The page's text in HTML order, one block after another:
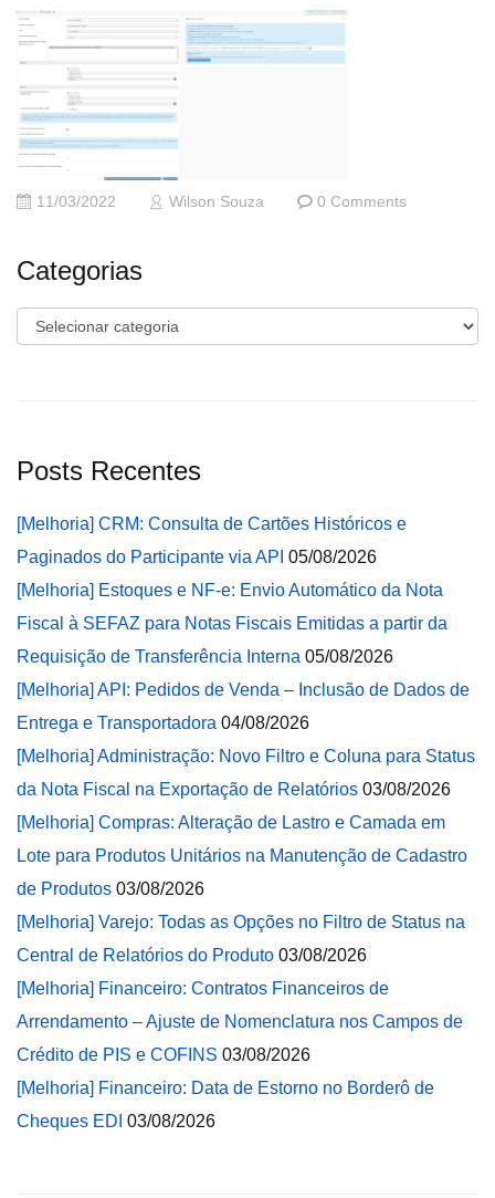
11/03/2022 Wilson Souza 0 Comments
Categorias
Categorias
Posts Recentes
[Melhoria] CRM: Consulta de Cartões Históricos e
Paginados do Participante via API 05/08/2026
[Melhoria] Estoques e NF-e: Envio Automático da Nota
Fiscal à SEFAZ para Notas Fiscais Emitidas a partir da
Requisição de Transferência Interna 05/08/2026
[Melhoria] API: Pedidos de Venda – Inclusão de Dados de
Entrega e Transportadora 04/08/2026
[Melhoria] Administração: Novo Filtro e Coluna para Status
da Nota Fiscal na Exportação de Relatórios 03/08/2026
[Melhoria] Compras: Alteração de Lastro e Camada em
Lote para Produtos Unitários na Manutenção de Cadastro
de Produtos 03/08/2026
[Melhoria] Varejo: Todas as Opções no Filtro de Status na
Central de Relatórios do Produto 03/08/2026
[Melhoria] Financeiro: Contratos Financeiros de
Arrendamento – Ajuste de Nomenclatura nos Campos de
Crédito de PIS e COFINS 03/08/2026
[Melhoria] Financeiro: Data de Estorno no Borderô de
Cheques EDI 03/08/2026